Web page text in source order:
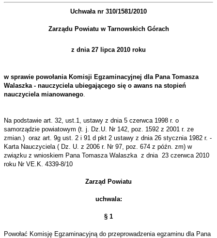
Uchwała nr 310/1581/2010
Zarządu Powiatu w Tarnowskich Górach
z dnia 27 lipca 2010 roku
w sprawie powołania Komisji Egzaminacyjnej dla Pana Tomasza
Walaszka - nauczyciela ubiegającego się o awans na stopień
nauczyciela mianowanego
Na podstawie art. 32, ust.1, ustawy z dnia 5 czerwca 1998 r. o
samorządzie powiatowym (t. j. Dz.U. Nr 142, poz. 1592 z 2001 r. ze
zmian.) oraz art. 9g ust. 2 i 91 d pkt 2 ustawy z dnia 26 stycznia 1982 r. -
Karta Nauczyciela ( Dz. U. z 2006 r. Nr 97, poz. 674 z późn. zm) w
związku z wnioskiem Pana Tomasza Walaszka z dnia 23 czerwca 2010
roku Nr VE.K. 4339-8/10
Zarząd Powiatu
uchwala:
§ 1
Powołać Komisję Egzaminacyjną do przeprowadzenia egzaminu dla Pana